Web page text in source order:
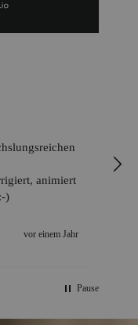
animiert
)
vor einem Jahr
Pause